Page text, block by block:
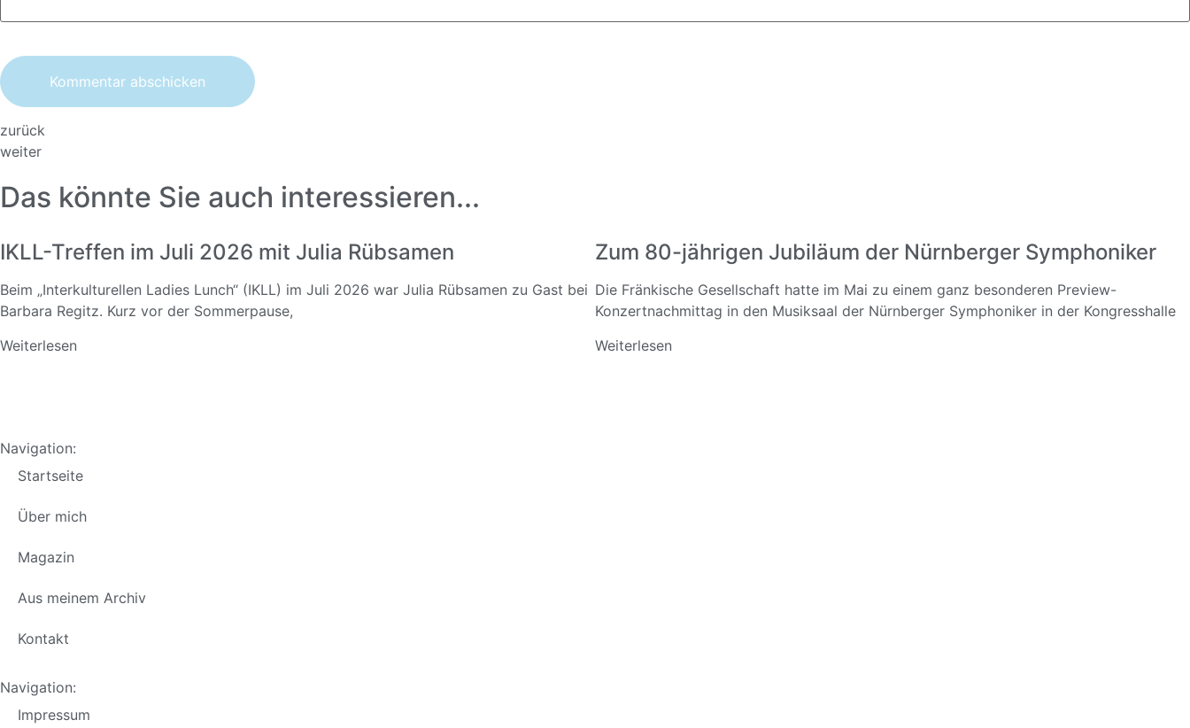
zurück
weiter
Das könnte Sie auch interessieren...
IKLL-Treffen im Juli 2026 mit Julia Rübsamen
Beim „Interkulturellen Ladies Lunch“ (IKLL) im Juli 2026 war Julia Rübsamen zu Gast bei
Barbara Regitz. Kurz vor der Sommerpause,
Weiterlesen
Zum 80-jährigen Jubiläum der Nürnberger Symphoniker
Die Fränkische Gesellschaft hatte im Mai zu einem ganz besonderen Preview-
Konzertnachmittag in den Musiksaal der Nürnberger Symphoniker in der Kongresshalle
Weiterlesen
Navigation:
Startseite
Über mich
Magazin
Aus meinem Archiv
Kontakt
Navigation:
Impressum